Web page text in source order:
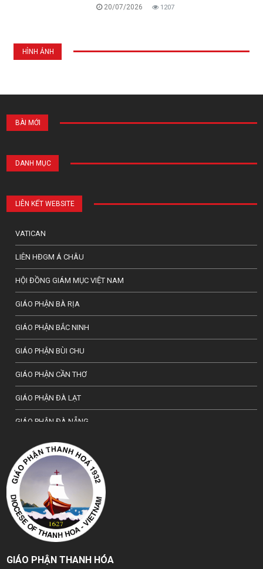
20/07/2026 1207
HÌNH ẢNH
BÀI MỚI
DANH MỤC
LIÊN KẾT WEBSITE
VATICAN
LIÊN HĐGM Á CHÂU
HỘI ĐỒNG GIÁM MỤC VIỆT NAM
GIÁO PHẬN BÀ RỊA
GIÁO PHẬN BẮC NINH
GIÁO PHẬN BÙI CHU
GIÁO PHẬN CẦN THƠ
GIÁO PHẬN ĐÀ LẠT
GIÁO PHẬN ĐÀ NẴNG
TỔNG GIÁO PHẬN HÀ NỘI
GIÁO PHẬN HẢI PHÒNG
TỔNG GIÁO PHẬN HUẾ
GIÁO PHẬN HƯNG HOÁ
GIÁO PHẬN KON TUM
GIÁO PHẬN LẠNG SƠN
GIÁO PHẬN THANH HÓA